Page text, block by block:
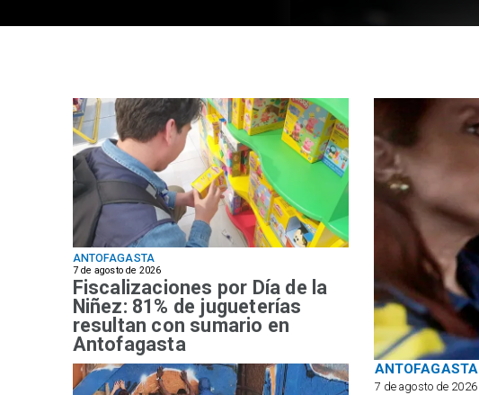
ANTOFAGASTA
7 de agosto de 2026
Fiscalizaciones por Día de la
Niñez: 81% de jugueterías
resultan con sumario en
Antofagasta
ANTOFAGASTA
7 de agosto de 2026